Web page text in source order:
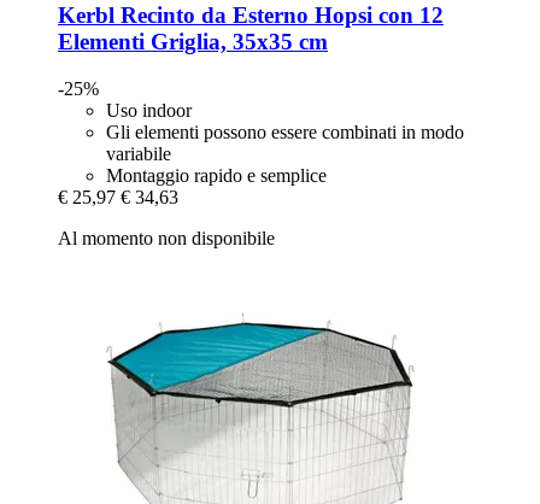
Kerbl Recinto da Esterno Hopsi con 12
Elementi Griglia, 35x35 cm
-25%
Uso indoor
Gli elementi possono essere combinati in modo
variabile
Montaggio rapido e semplice
€ 25,97 € 34,63
Al momento non disponibile